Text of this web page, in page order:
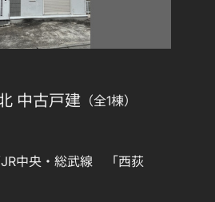
中古戸建 （全1棟）
中央・総武線 「西荻